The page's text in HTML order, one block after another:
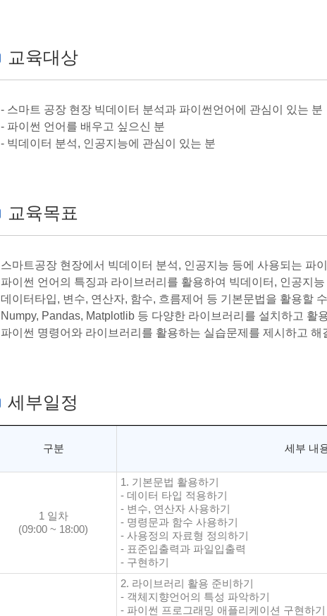
교육대상
- 스마트 공장 현장 빅데이터 분석과 파이썬언어에 관심이 있는 분
- 파이썬 언어를 배우고 싶으신 분
- 빅데이터 분석, 인공지능에 관심이 있는 분
교육목표
스마트공장 현장에서 빅데이터 분석, 인공지능 등에 사용되는 파
파이썬 언어의 특징과 라이브러리를 활용하여 빅데이터, 인공지
데이터타입, 변수, 연산자, 함수, 흐름제어 등 기본문법을 활용할
Numpy, Pandas, Matplotlib 등 다양한 라이브러리를 설치하고 활
파이썬 명령어와 라이브러리를 활용하는 실습문제를 제시하고 해
세부일정
구분 세부 내
1 일차
(09:00 ~ 18:00)
1. 기본문법 활용하기
- 데이터 타입 적용하기
- 변수, 연산자 사용하기
- 명령문과 함수 사용하기
- 사용정의 자료형 정의하기
- 표준입출력과 파일입출력
- 구현하기
2. 라이브러리 활용 준비하기
- 객체지향언어의 특성 파악하기
- 파이썬 프로그래밍 애플리케이션 구현하기